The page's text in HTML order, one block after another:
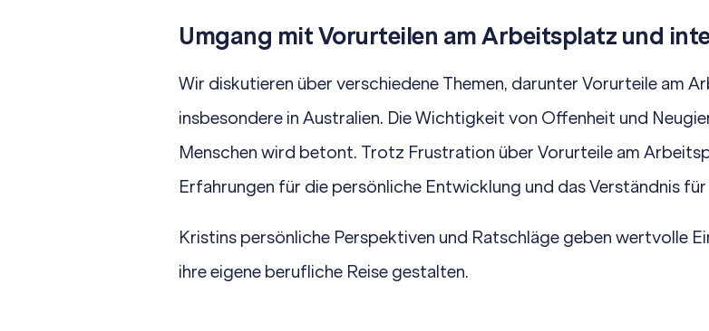
Umgang mit Vorurteilen am Arbeitsplatz und
Wir diskutieren über verschiedene Themen, darunter Vorurteile am
insbesondere in Australien. Die Wichtigkeit von Offenheit und
Menschen wird betont. Trotz Frustration über Vorurteile am
Erfahrungen für die persönliche Entwicklung und das Verständnis
Kristins persönliche Perspektiven und Ratschläge geben wertvolle
ihre eigene berufliche Reise gestalten.